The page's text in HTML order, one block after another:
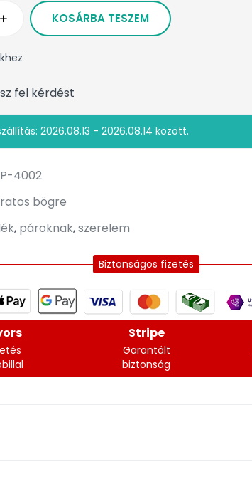
KOSÁRBA TESZEM
fel kérdést
2026.08.13 - 2026.08.14 között.
4002
bögre
, pároknak,szerelem
Biztonságos fizetés
Stripe
Garantált
biztonság